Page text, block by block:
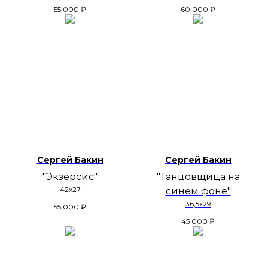
55 000 ₽
60 000 ₽
Сергей Бакин
"Экзерсис"
42х27
55 000 ₽
Сергей Бакин
"Танцовщица на
синем фоне"
36,5х29
45 000 ₽